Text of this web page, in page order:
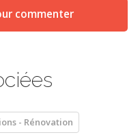
commenter
- Rénovation